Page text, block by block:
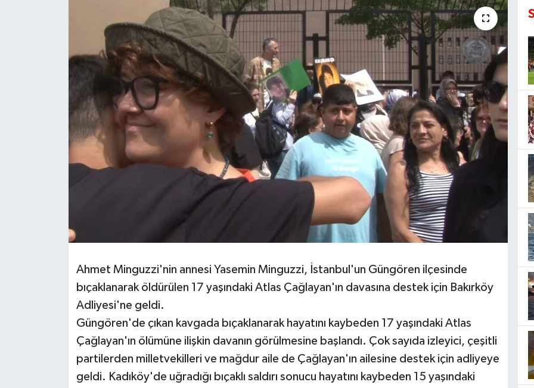
Ahmet Minguzzi'nin annesi Yasemin Minguzzi, İstanbul'un Güngören ilçesinde
bıçaklanarak öldürülen 17 yaşındaki Atlas Çağlayan'ın davasına destek için Bakırköy
Adliyesi'ne geldi.
Güngören'de çıkan kavgada bıçaklanarak hayatını kaybeden 17 yaşındaki Atlas
Çağlayan'ın ölümüne ilişkin davanın görülmesine başlandı. Çok sayıda izleyici, çeşitli
partilerden milletvekilleri ve mağdur aile de Çağlayan'ın ailesine destek için adliyeye
geldi. Kadıköy'de uğradığı bıçaklı saldırı sonucu hayatını kaybeden 15 yaşındaki
KÜLTÜR SANAT
SAĞLIK
BİLİM VE TEKNOLOJİ
OTOMOBİL
KURUMSAL